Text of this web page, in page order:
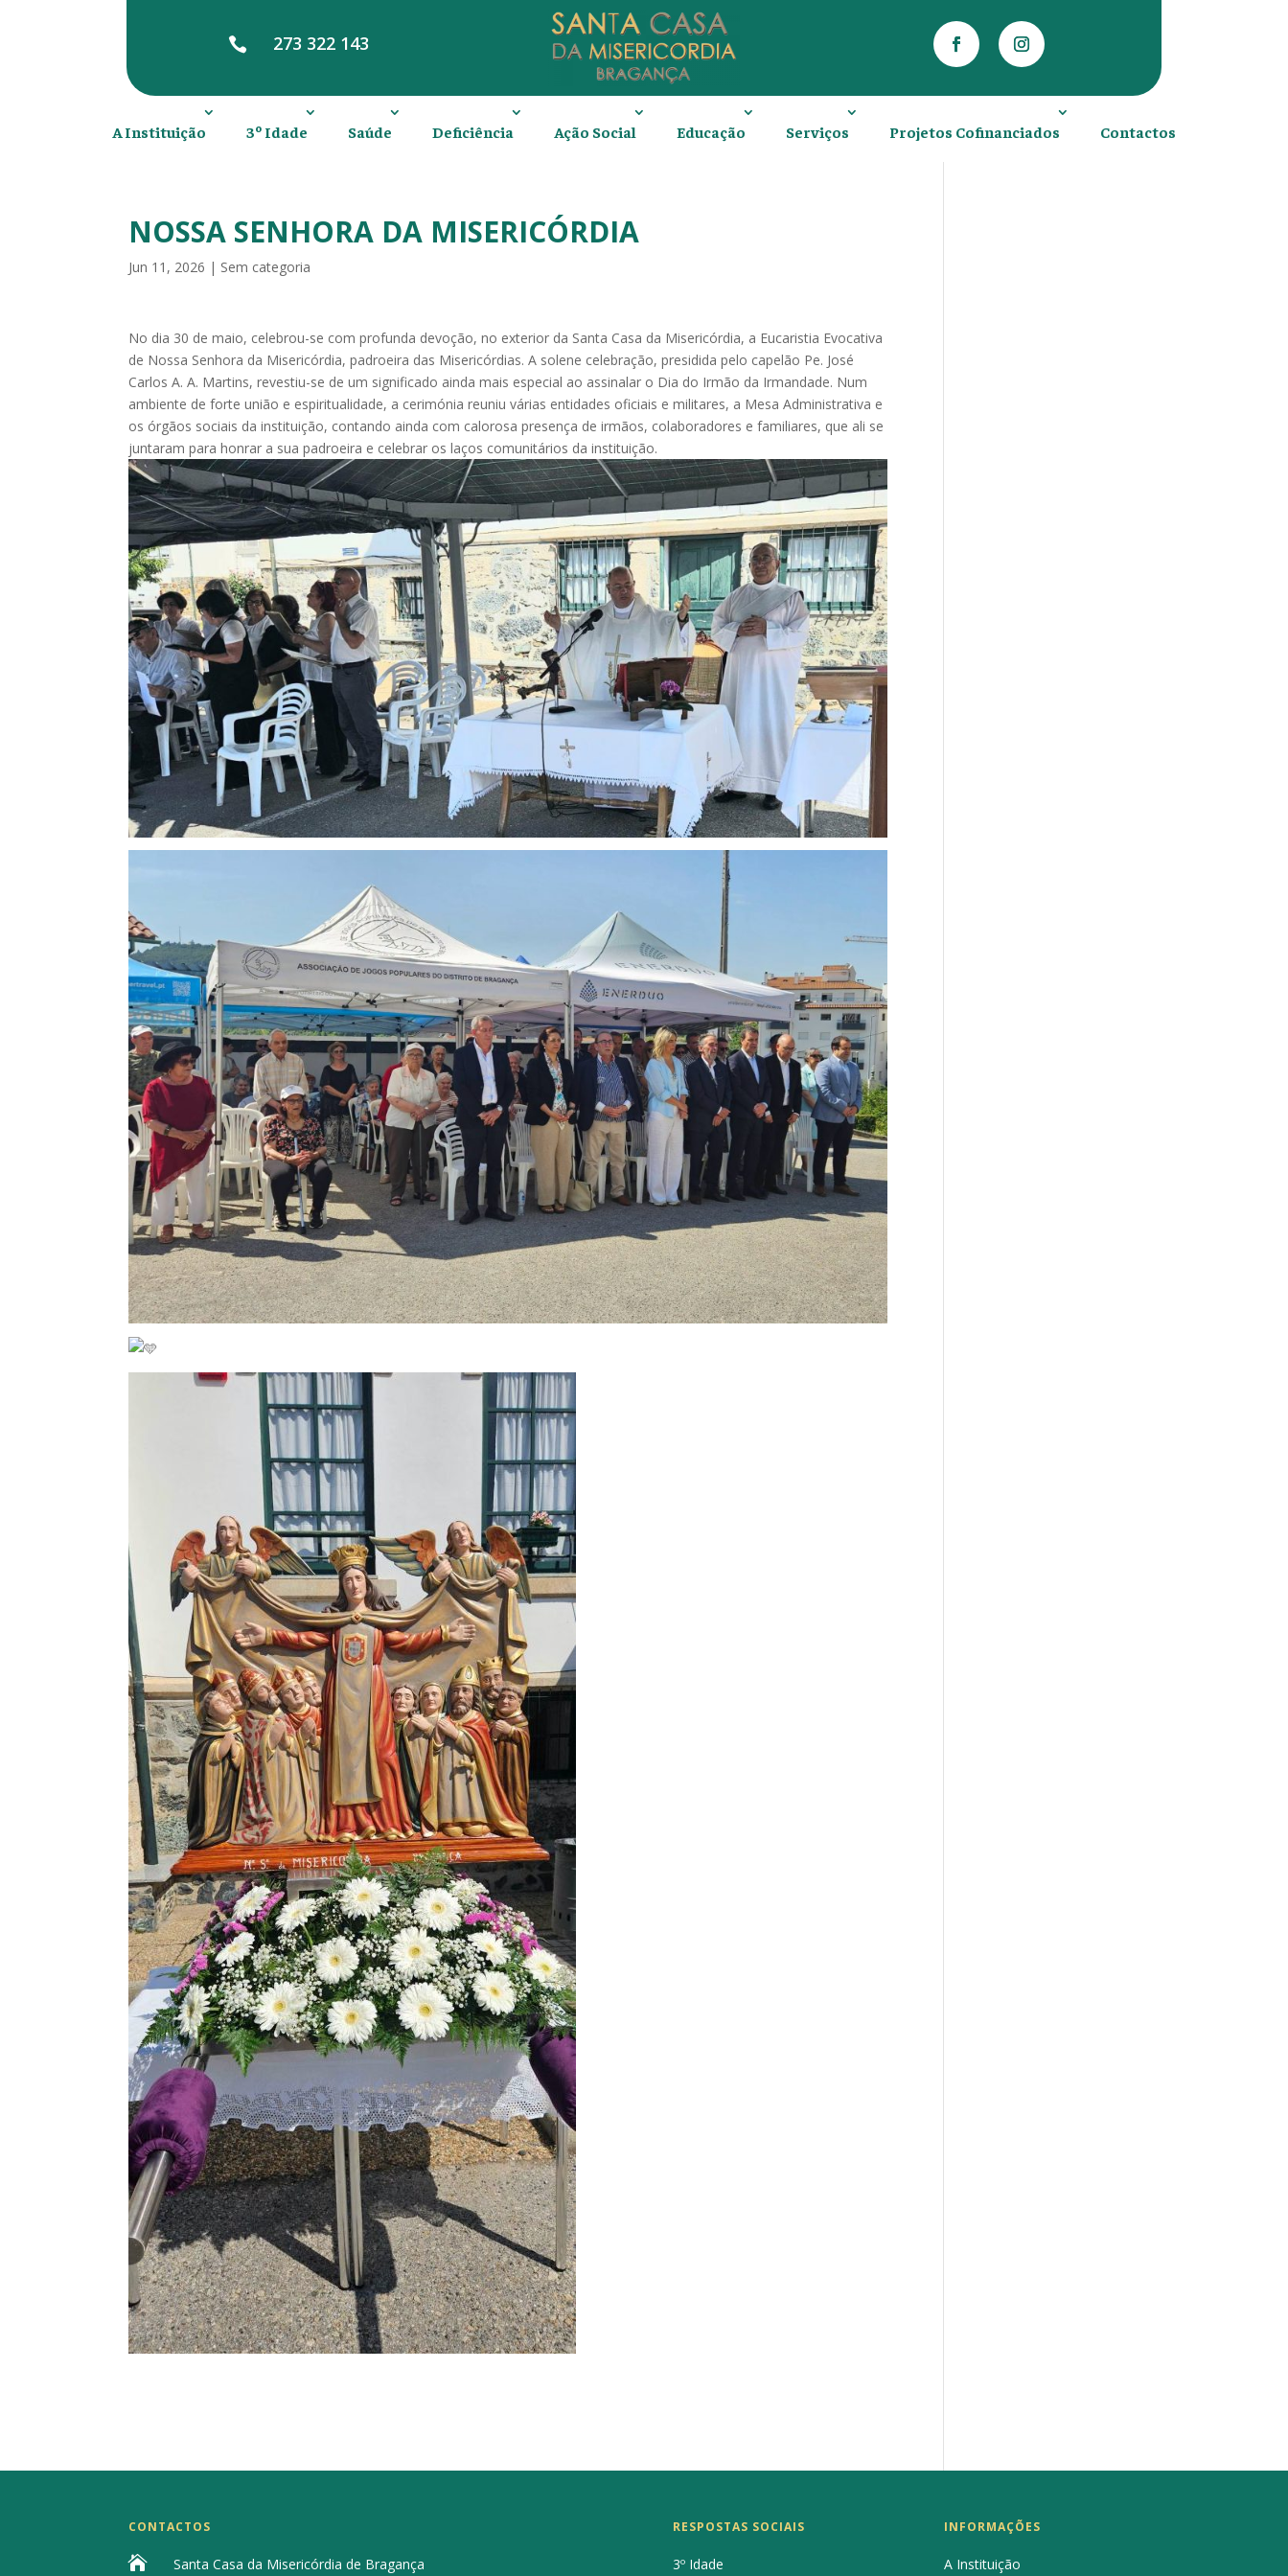
 273 322 143
A Instituição 3º Idade Saúde Deficiência Ação Social Educação Serviços Projetos Cofinanciados Contactos
NOSSA SENHORA DA MISERICÓRDIA
Jun 11, 2026 | Sem categoria
No dia 30 de maio, celebrou-se com profunda devoção, no exterior da Santa Casa da Misericórdia, a Eucaristia Evocativa
de Nossa Senhora da Misericórdia, padroeira das Misericórdias. A solene celebração, presidida pelo capelão Pe. José
Carlos A. A. Martins, revestiu-se de um significado ainda mais especial ao assinalar o Dia do Irmão da Irmandade. Num
ambiente de forte união e espiritualidade, a cerimónia reuniu várias entidades oficiais e militares, a Mesa Administrativa e
os órgãos sociais da instituição, contando ainda com calorosa presença de irmãos, colaboradores e familiares, que ali se
juntaram para honrar a sua padroeira e celebrar os laços comunitários da instituição.
CONTACTOS
 Santa Casa da Misericórdia de Bragança
RESPOSTAS SOCIAIS
3º Idade
INFORMAÇÕES
A Instituição